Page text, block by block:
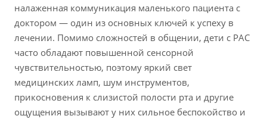
налаженная коммуникация маленького пациента с
доктором — один из основных ключей к успеху в
лечении. Помимо сложностей в общении, дети с РАС
часто обладают повышенной сенсорной
чувствительностью, поэтому яркий свет
медицинских ламп, шум инструментов,
прикосновения к слизистой полости рта и другие
ощущения вызывают у них сильное беспокойство и